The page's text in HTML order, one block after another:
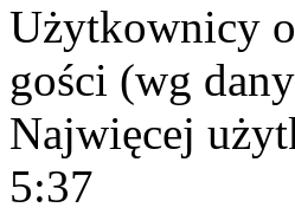
Użytkownicy
gości (wg
Najwięcej
5:37